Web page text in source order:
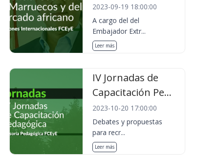
2023-09-19 18:00:00
A cargo del del
Embajador Extr...
Leer más
IV Jornadas de
Capacitación Pe...
2023-10-20 17:00:00
Debates y propuestas
para recr...
Leer más